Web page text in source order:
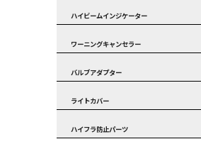
ハイビームインジケーター
ワーニングキャンセラー
バルブアダプター
ライトカバー
ハイフラ防止パーツ